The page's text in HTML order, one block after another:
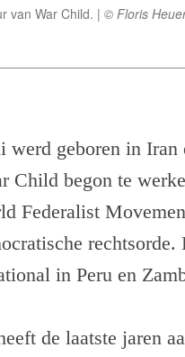
van War Child. © Floris
werd geboren in
Child begon te
Federalist
in Peru en
de laatste jaren